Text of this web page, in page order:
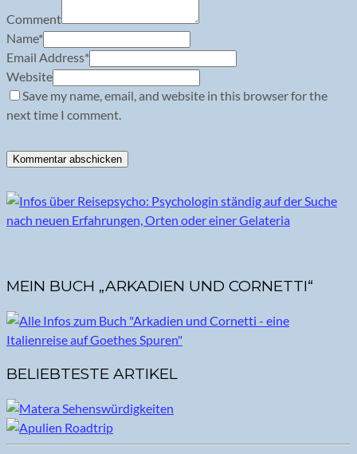
Comment
Name*
Email Address*
Website
Save my name, email, and website in this browser for the
next time I comment.
MEIN BUCH „ARKADIEN UND CORNETTI“
BELIEBTESTE ARTIKEL